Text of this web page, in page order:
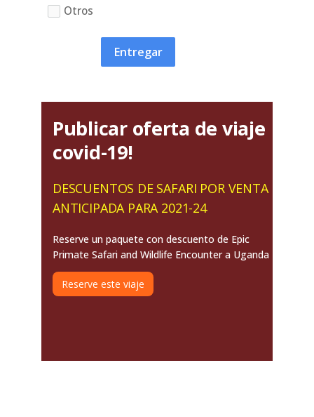
Otros
Entregar
Publicar oferta de viaje
covid-19!
DESCUENTOS DE SAFARI POR VENTA
ANTICIPADA PARA 2021-24
Reserve un paquete con descuento de Epic
Primate Safari and Wildlife Encounter a Uganda
Reserve este viaje